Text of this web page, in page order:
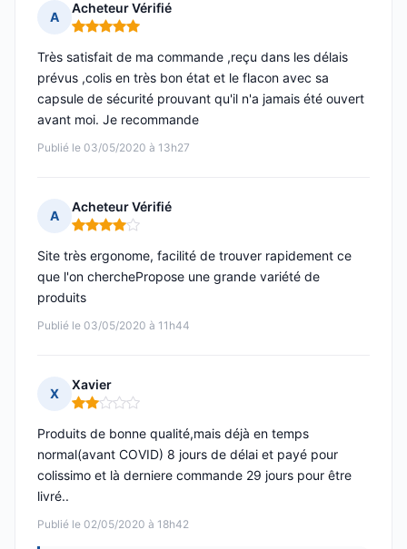
A
Acheteur Vérifié
Note : 5 sur 5
Publié le 03/05/2020 à 13h27
Très satisfait de ma commande ,reçu dans les délais
prévus ,colis en très bon état et le flacon avec sa
capsule de sécurité prouvant qu'il n'a jamais été ouvert
avant moi. Je recommande
A
Acheteur Vérifié
Note : 4 sur 5
Publié le 03/05/2020 à 11h44
Site très ergonome, facilité de trouver rapidement ce
que l'on cherchePropose une grande variété de
produits
X
Xavier
Note : 2 sur 5
Publié le 02/05/2020 à 18h42
Produits de bonne qualité,mais déjà en temps
normal(avant COVID) 8 jours de délai et payé pour
colissimo et là derniere commande 29 jours pour être
livré..